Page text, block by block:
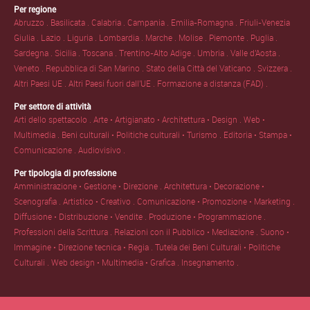
Per regione
Abruzzo . Basilicata .Calabria .Campania . Emilia-Romagna . Friuli-Venezia
Giulia . Lazio . Liguria . Lombardia . Marche . Molise . Piemonte . Puglia .
Sardegna . Sicilia .Toscana .Trentino-Alto Adige . Umbria .Valle d'Aosta .
Veneto . Repubblica di San Marino . Stato della Città del Vaticano . Svizzera .
Altri Paesi UE .Altri Paesi fuori dall'UE . Formazione a distanza (FAD) .
Per settore di attività
Arti dello spettacolo .Arte • Artigianato • Architettura • Design .Web •
Multimedia . Beni culturali • Politiche culturali • Turismo . Editoria • Stampa •
Comunicazione .Audiovisivo .
Per tipologia di professione
Amministrazione • Gestione • Direzione .Architettura • Decorazione •
Scenografia .Artistico • Creativo .Comunicazione • Promozione • Marketing .
Diffusione • Distribuzione • Vendite . Produzione • Programmazione .
Professioni della Scrittura . Relazioni con il Pubblico • Mediazione . Suono •
Immagine • Direzione tecnica • Regia .Tutela dei Beni Culturali • Politiche
Culturali .Web design • Multimedia • Grafica . Insegnamento .